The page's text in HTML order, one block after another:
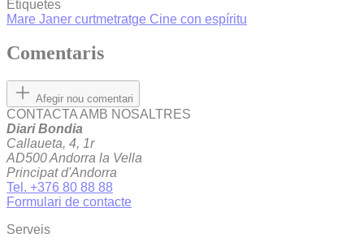
Etiquetes
Mare Janer curtmetratge Cine con espíritu
Comentaris
Afegir nou comentari
CONTACTA AMB NOSALTRES
Diari Bondia
Callaueta, 4, 1r
AD500 Andorra la Vella
Principat d'Andorra
Tel. +376 80 88 88
Formulari de contacte
Serveis